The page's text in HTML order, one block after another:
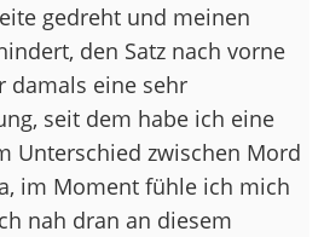
gedreht und meinen
den Satz nach vorne
damals eine sehr
seit dem habe ich eine
Unterschied zwischen Mord
im Moment fühle ich mich
nah dran an diesem